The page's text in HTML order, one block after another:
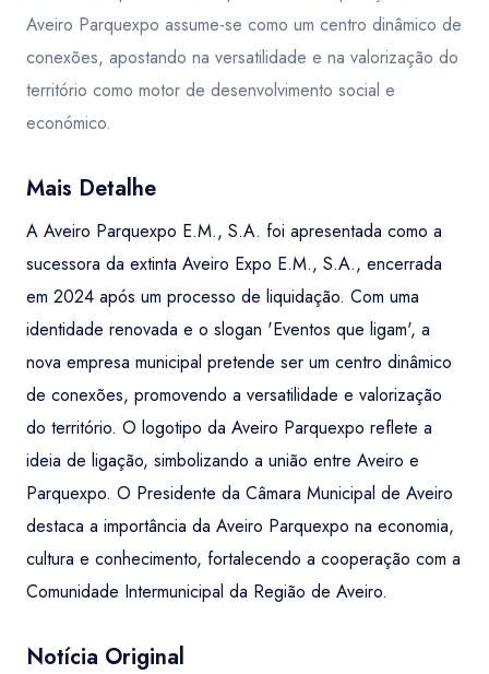
Aveiro Parquexpo assume-se como um centro dinâmico de
conexões, apostando na versatilidade e na valorização do
território como motor de desenvolvimento social e
económico.
Mais Detalhe
A Aveiro Parquexpo E.M., S.A. foi apresentada como a
sucessora da extinta Aveiro Expo E.M., S.A., encerrada
em 2024 após um processo de liquidação. Com uma
identidade renovada e o slogan 'Eventos que ligam', a
nova empresa municipal pretende ser um centro dinâmico
de conexões, promovendo a versatilidade e valorização
do território. O logotipo da Aveiro Parquexpo reflete a
ideia de ligação, simbolizando a união entre Aveiro e
Parquexpo. O Presidente da Câmara Municipal de Aveiro
destaca a importância da Aveiro Parquexpo na economia,
cultura e conhecimento, fortalecendo a cooperação com a
Comunidade Intermunicipal da Região de Aveiro.
Notícia Original